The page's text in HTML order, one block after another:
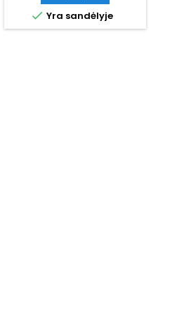
 Yra sandėlyje